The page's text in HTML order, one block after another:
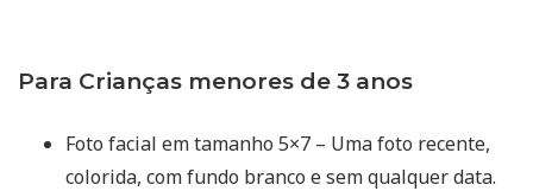
Para Crianças menores de 3 anos
Foto facial em tamanho 5×7 – Uma foto recente,
colorida, com fundo branco e sem qualquer data.